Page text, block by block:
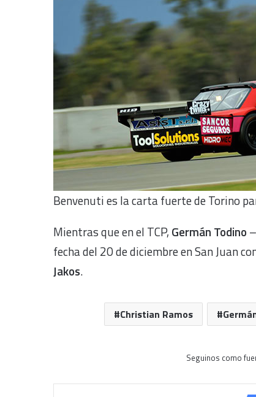
Benvenuti es la carta fuerte de Torino
Mientras que en el TCP, Germán Todino
fecha del 20 de diciembre en San Juan
Jakos.
Christian Ramos
Seguinos como